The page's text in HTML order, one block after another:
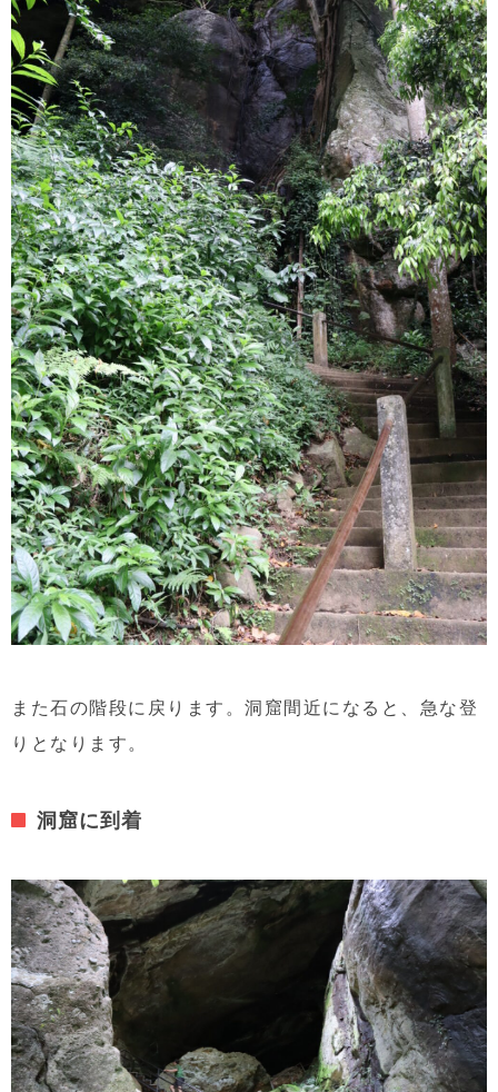
また石の階段に戻ります。洞窟間近になると、急な登
りとなります。
洞窟に到着